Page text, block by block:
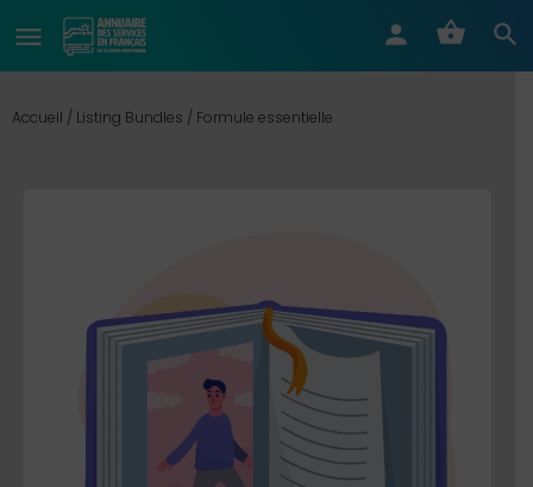
Accueil / Listing Bundles / Formule essentielle